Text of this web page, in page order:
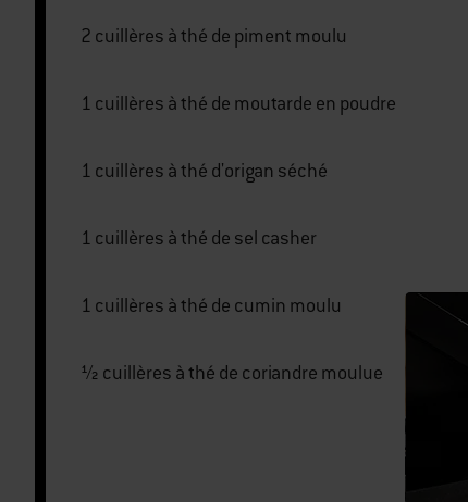
2 cuillères à thé de piment moulu
1 cuillères à thé de moutarde en poudre
1 cuillères à thé d'origan séché
1 cuillères à thé de sel casher
1 cuillères à thé de cumin moulu
½ cuillères à thé de coriandre moulue